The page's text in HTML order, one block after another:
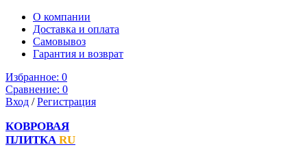
О компании
Доставка и оплата
Самовывоз
Гарантия и возврат
Избранное: 0
Сравнение: 0
Вход /Регистрация
КОВРОВАЯ
ПЛИТКА RU